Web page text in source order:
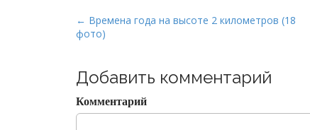
P
o
t
n
a
← Времена года на высоте 2 километров (18
фото)
Добавить комментарий
Комментарий